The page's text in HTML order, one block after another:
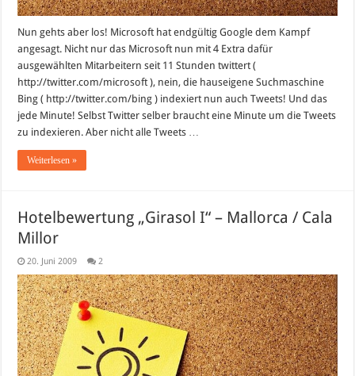
Nun gehts aber los! Microsoft hat endgültig Google dem Kampf
angesagt. Nicht nur das Microsoft nun mit 4 Extra dafür
ausgewählten Mitarbeitern seit 11 Stunden twittert (
http://twitter.com/microsoft ), nein, die hauseigene Suchmaschine
Bing ( http://twitter.com/bing ) indexiert nun auch Tweets! Und das
jede Minute! Selbst Twitter selber braucht eine Minute um die Tweets
zu indexieren. Aber nicht alle Tweets …
Weiterlesen »
Hotelbewertung „Girasol I“ – Mallorca / Cala
Millor
20. Juni 2009 2